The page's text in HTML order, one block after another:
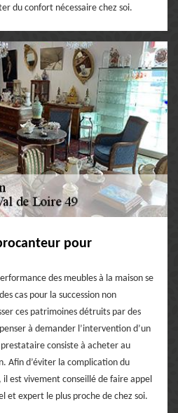
du confort nécessaire chez soi.
pour
des meubles à la maison se
cas pour la succession non
ces patrimoines détruits par des
à demander l’intervention d’un
consiste à acheter au
Afin d’éviter la complication du
est vivement conseillé de faire appel
et expert le plus proche de chez soi.